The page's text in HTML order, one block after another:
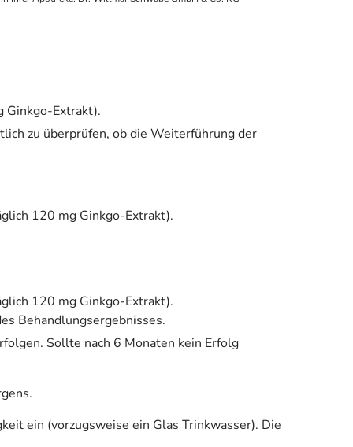
Ginkgo-Extrakt).
zu überprüfen, ob die Weiterführung der
120 mg Ginkgo-Extrakt).
120 mg Ginkgo-Extrakt).
Behandlungsergebnisses.
Sollte nach 6 Monaten kein Erfolg
ein (vorzugsweise ein Glas Trinkwasser). Die